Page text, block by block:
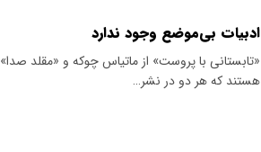
ادبیات بی‌موضع وجود ندارد
«تابستانی با پروست» از ماتیاس چوکه و «مقلد
هستند که هر دو در نشر…